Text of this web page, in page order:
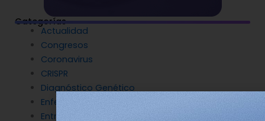
Categorías
Actualidad
Congresos
Coronavirus
CRISPR
Diagnóstico Genético
Enfermedades Raras
Entrevistas